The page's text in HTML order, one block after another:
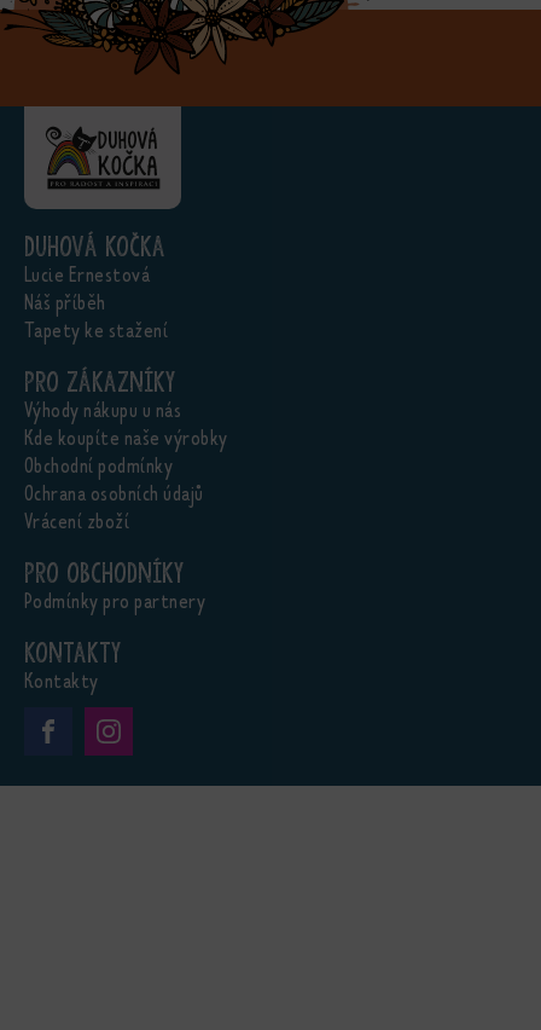
Duhová kočka
Lucie Ernestová
Náš příběh
Tapety ke stažení
Pro zákazníky
Výhody nákupu u nás
Kde koupíte naše výrobky
Obchodní podmínky
Ochrana osobních údajů
Vrácení zboží
Pro obchodníky
Podmínky pro partnery
Kontakty
Kontakty